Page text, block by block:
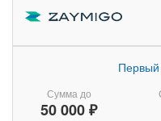
Сумма до
50 000 ₽